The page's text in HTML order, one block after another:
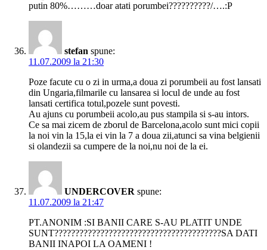
putin 80%………doar atati porumbei??????????/….:P
stefan spune:
11.07.2009 la 21:30
Poze facute cu o zi in urma,a doua zi porumbeii au fost lansati
din Ungaria,filmarile cu lansarea si locul de unde au fost
lansati certifica totul,pozele sunt povesti.
Au ajuns cu porumbeii acolo,au pus stampila si s-au intors.
Ce sa mai zicem de zborul de Barcelona,acolo sunt mici copii
la noi vin la 15,la ei vin la 7 a doua zii,atunci sa vina belgienii
si olandezii sa cumpere de la noi,nu noi de la ei.
UNDERCOVER spune:
11.07.2009 la 21:47
PT.ANONIM :SI BANII CARE S-AU PLATIT UNDE
SUNT????????????????????????????????????????SA DATI
BANII INAPOI LA OAMENI !